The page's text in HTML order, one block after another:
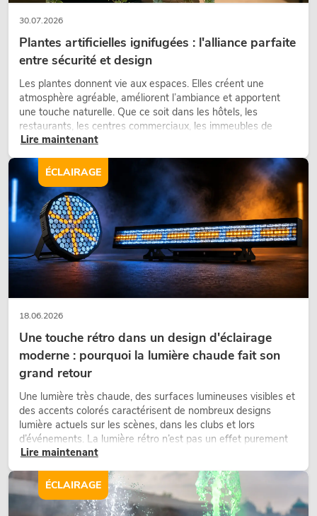
30.07.2026
Plantes artificielles ignifugées : l'alliance parfaite
entre sécurité et design
Les plantes donnent vie aux espaces. Elles créent une
atmosphère agréable, améliorent l’ambiance et apportent
une touche naturelle. Que ce soit dans les hôtels, les
restaurants, les centres commerciaux, les immeubles de
bureaux ou sur les stands d’exposition, une végétalisation de
qualité fait depuis longtemps partie intégrante des concepts
d’aménagement modernes.
Lire maintenant
18.06.2026
Une touche rétro dans un design d'éclairage
moderne : pourquoi la lumière chaude fait son
grand retour
Une lumière très chaude, des surfaces lumineuses visibles et
des accents colorés caractérisent de nombreux designs
lumière actuels sur les scènes, dans les clubs et lors
d’événements. La lumière rétro n’est pas un effet purement
nostalgique, mais un outil de conception utilisé de manière
ciblée : elle crée une atmosphère, donne du caractère aux
scènes et peut rendre les configurations LED techniques plus
émotionnelles.
Lire maintenant
ÉCLAIRAGE
ÉCLAIRAGE